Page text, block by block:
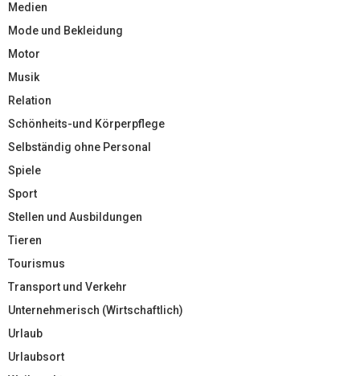
Medien
Mode und Bekleidung
Motor
Musik
Relation
Schönheits-und Körperpflege
Selbständig ohne Personal
Spiele
Sport
Stellen und Ausbildungen
Tieren
Tourismus
Transport und Verkehr
Unternehmerisch (Wirtschaftlich)
Urlaub
Urlaubsort